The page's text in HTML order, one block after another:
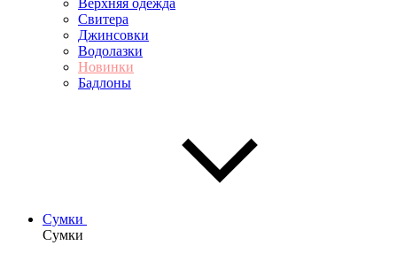
Свитера
Джинсовки
Водолазки
Новинки
Бадлоны
Сумки
Сумки